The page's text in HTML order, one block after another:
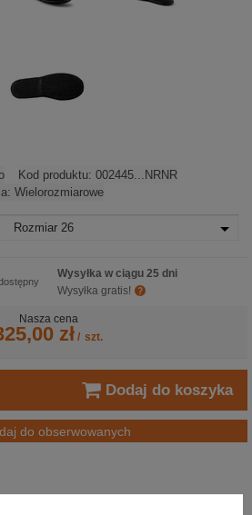
Kod produktu: 002445...NRNR
Wielorozmiarowe
Rozmiar 26
Wysyłka w ciągu 25 dni
Wysyłka gratis!
Nasza cena
zł / szt.
Dodaj do koszyka
do obserwowanych